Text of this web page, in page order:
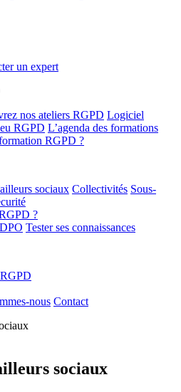
un expert
nos ateliers RGPD Logiciel
RGPD L’agenda des formations
RGPD ?
sociaux Collectivités Sous-
?
Tester ses connaissances
nous Contact
sociaux